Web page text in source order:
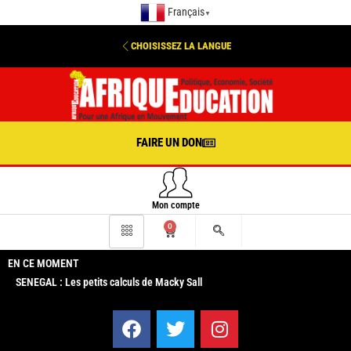
Français ▼
CHOISISSEZ LA LANGUE
FAIRE UN DON
Mon compte
0
EN CE MOMENT
SENEGAL : Les petits calculs de Macky Sall